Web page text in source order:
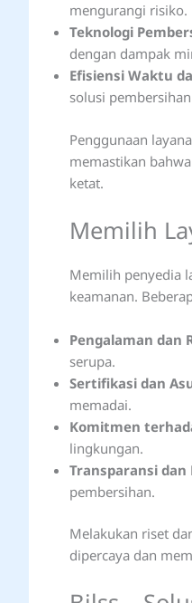
mengurangi risiko.
Teknologi
dengan dampak
Efisiensi Waktu
solusi
Penggunaan
memastikan
ketat.
Memilih
Memilih penyedia
keamanan.
Pengalaman dan
serupa.
Sertifikasi dan
memadai.
Komitmen
lingkungan.
Transparansi dan
pembersihan.
Melakukan riset
dipercaya dan